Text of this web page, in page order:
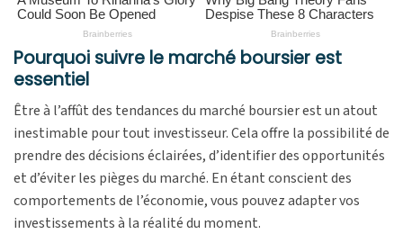
Pourquoi suivre le marché boursier est
essentiel
Être à l’affût des tendances du marché boursier est un atout
inestimable pour tout investisseur. Cela offre la possibilité de
prendre des décisions éclairées, d’identifier des opportunités
et d’éviter les pièges du marché. En étant conscient des
comportements de l’économie, vous pouvez adapter vos
investissements à la réalité du moment.